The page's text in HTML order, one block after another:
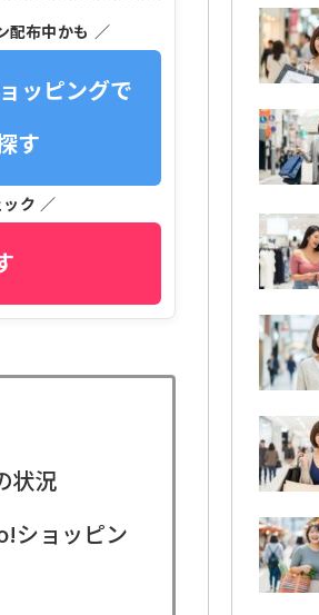
配布中かも ／
ッピングで
す
ク ／
状況
ショッピン